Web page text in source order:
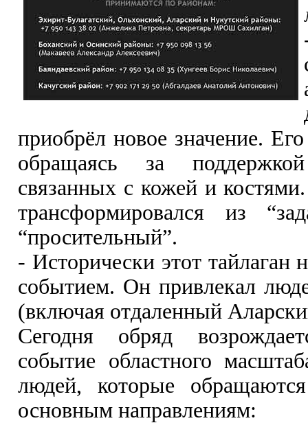
приобрёл новое значение.
обращаясь за
связанных с кожей и
трансформировался из
“просительный”.
- Исторически этот тайлаган
событием. Он привлекал
(включая отдаленный
Сегодня обряд
событие областного
людей, которые
основным направлениям: